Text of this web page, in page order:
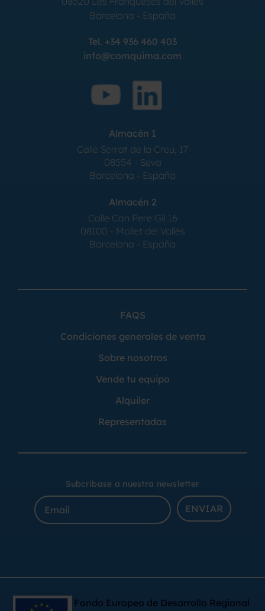
Barcelona - España
Tel. +34 936 460 403
info@comquima.com
Almacén 1
Calle Serrat de la Creu, 17
08554 - Seva
Barcelona - España
Almacén 2
Calle Can Pere Gil 16
08100 - Mollet del Vallés
Barcelona - España
FAQS
Condiciones generales de venta
Sobre nosotros
Vende tu equipo
Alquiler
Representadas
Subcribase a nuestra newsletter
ENVIAR
Fondo Europeo de Desarrollo Regional